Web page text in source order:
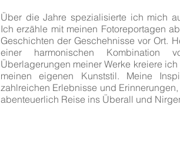
Über die Jahre spezialisierte ich mich
Ich erzähle mit meinen Fotoreportagen
Geschichten der Geschehnisse vor Ort.
einer harmonischen Kombination
Überlagerungen meiner Werke kreiere
meinen eigenen Kunststil. Meine
zahlreichen Erlebnisse und
abenteuerlich Reise ins Überall und